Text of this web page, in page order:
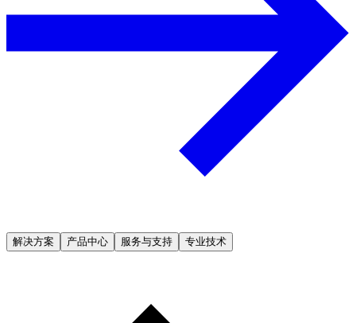
解决方案 产品中心 服务与支持 专业技术